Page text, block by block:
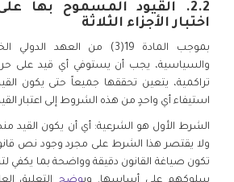
2.2. القيود المسموح بها
اختبار الأجزاء الثلاثة
بموجب المادة 19(3) من العهد
والسياسية، يجب أن يستوفي أي قيد على
تراكمية، يتعين تحققها جميعاً حتى يكون
استيفاء أي واحدٍ من هذه الشروط إلى اعتبار القيد
الشرط الأول هو الشرعية: أي أن يكون القيد
ولا يقتصر هذا الشرط على مجرد وجود نص
تكون صياغة القانون دقيقة وواضحة بما يكفي